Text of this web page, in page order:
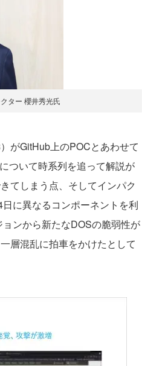
ター 櫻井秀光氏
がGitHub上のPOCとあわせて
ついて時系列を追って解説が
てしまう点、そしてインパク
に異なるコンポーネントを利
ンから新たなDOSの脆弱性が
層混乱に拍車をかけたとして